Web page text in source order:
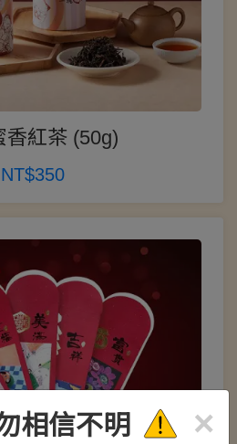
相信不明
×
香紅茶 (50g)
NT$350